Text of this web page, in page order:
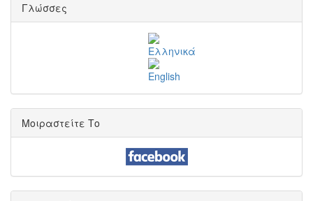
Γλώσσες
Μοιραστείτε Το